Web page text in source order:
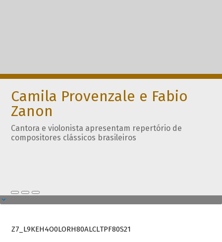
Camila Provenzale e Fabio
Zanon
Cantora e violonista apresentam repertório de
compositores clássicos brasileiros
Z7_L9KEH4O0LORH80ALCLTPF80S21